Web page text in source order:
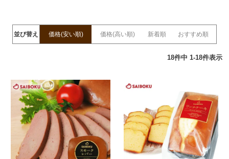
並び替え 価格(安い順) 価格(高い順) 新着順 おすすめ順
18件中 1-18件表示